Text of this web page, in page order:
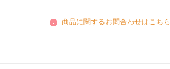
商品に関するお問合わせはこちら